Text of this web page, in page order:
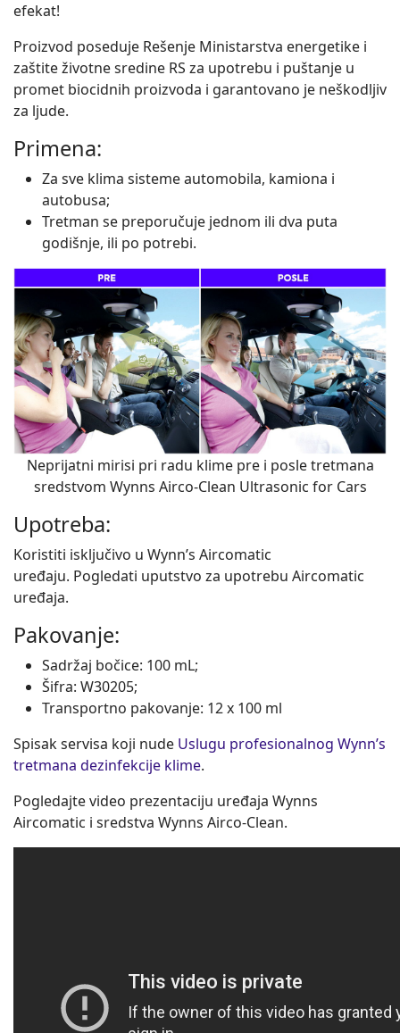
efekat!
Proizvod poseduje Rešenje Ministarstva energetike i
zaštite životne sredine RS za upotrebu i puštanje u
promet biocidnih proizvoda i garantovano je neškodljiv
za ljude.
Primena:
Za sve klima sisteme automobila, kamiona i
autobusa;
Tretman se preporučuje jednom ili dva puta
godišnje, ili po potrebi.
Neprijatni mirisi pri radu klime pre i posle tretmana
sredstvom Wynns Airco-Clean Ultrasonic for Cars
Upotreba:
Koristiti isključivo u Wynn’s Aircomatic
uređaju. Pogledati uputstvo za upotrebu Aircomatic
uređaja.
Pakovanje:
Sadržaj bočice: 100 mL;
Šifra: W30205;
Transportno pakovanje: 12 x 100 ml
Spisak servisa koji nude Uslugu profesionalnog Wynn’s
tretmana dezinfekcije klime.
Pogledajte video prezentaciju uređaja Wynns
Aircomatic i sredstva Wynns Airco-Clean.